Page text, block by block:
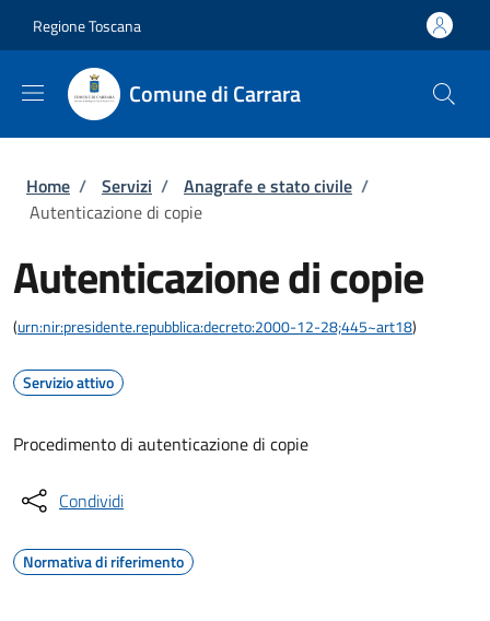
Regione Toscana
Comune di Carrara
Briciole di pane
Home / Servizi / Anagrafe e stato civile /
Autenticazione di copie
Autenticazione di copie
(urn:nir:presidente.repubblica:decreto:2000-12-28;445~art18)
Servizio attivo
Procedimento di autenticazione di copie
Condividi
Normativa di riferimento